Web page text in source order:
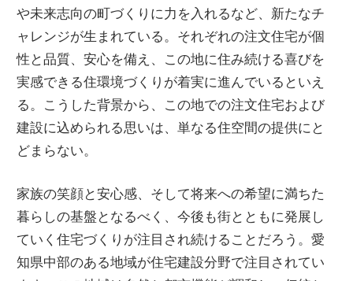
や未来志向の町づくりに力を入れるなど、新たなチ
ャレンジが生まれている。それぞれの注文住宅が個
性と品質、安心を備え、この地に住み続ける喜びを
実感できる住環境づくりが着実に進んでいるといえ
る。こうした背景から、この地での注文住宅および
建設に込められる思いは、単なる住空間の提供にと
どまらない。
家族の笑顔と安心感、そして将来への希望に満ちた
暮らしの基盤となるべく、今後も街とともに発展し
ていく住宅づくりが注目され続けることだろう。愛
知県中部のある地域が住宅建設分野で注目されてい